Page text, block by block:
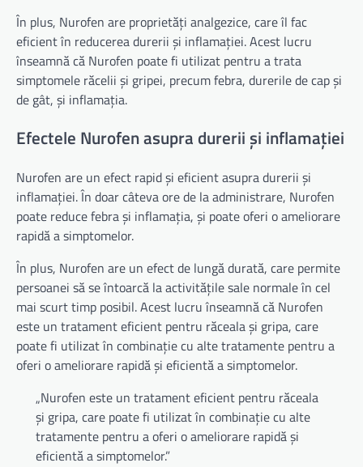
În plus, Nurofen are proprietăți analgezice, care îl fac
eficient în reducerea durerii și inflamației. Acest lucru
înseamnă că Nurofen poate fi utilizat pentru a trata
simptomele răcelii și gripei, precum febra, durerile de cap și
de gât, și inflamația.
Efectele Nurofen asupra durerii și inflamației
Nurofen are un efect rapid și eficient asupra durerii și
inflamației. În doar câteva ore de la administrare, Nurofen
poate reduce febra și inflamația, și poate oferi o ameliorare
rapidă a simptomelor.
În plus, Nurofen are un efect de lungă durată, care permite
persoanei să se întoarcă la activitățile sale normale în cel
mai scurt timp posibil. Acest lucru înseamnă că Nurofen
este un tratament eficient pentru răceala și gripa, care
poate fi utilizat în combinație cu alte tratamente pentru a
oferi o ameliorare rapidă și eficientă a simptomelor.
„Nurofen este un tratament eficient pentru răceala
și gripa, care poate fi utilizat în combinație cu alte
tratamente pentru a oferi o ameliorare rapidă și
eficientă a simptomelor.”